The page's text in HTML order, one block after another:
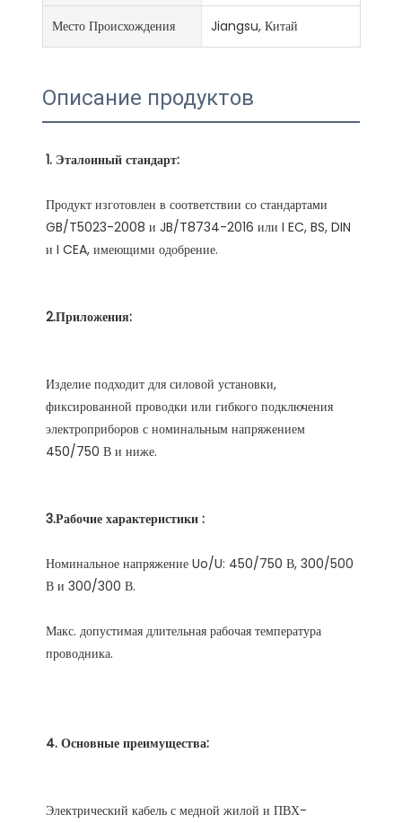
Место Происхождения Jiangsu, Китай
Описание продуктов
Продукт изготовлен в соответствии со стандартами
GB/T5023-2008 и JB/T8734-2016 или I EC, BS, DIN
Изделие подходит для силовой установки,
фиксированной проводки или гибкого подключения
электроприборов с номинальным напряжением
Номинальное напряжение Uo/U: 450/750 В, 300/500
Макс. допустимая длительная рабочая температура
Электрический кабель с медной жилой и ПВХ-